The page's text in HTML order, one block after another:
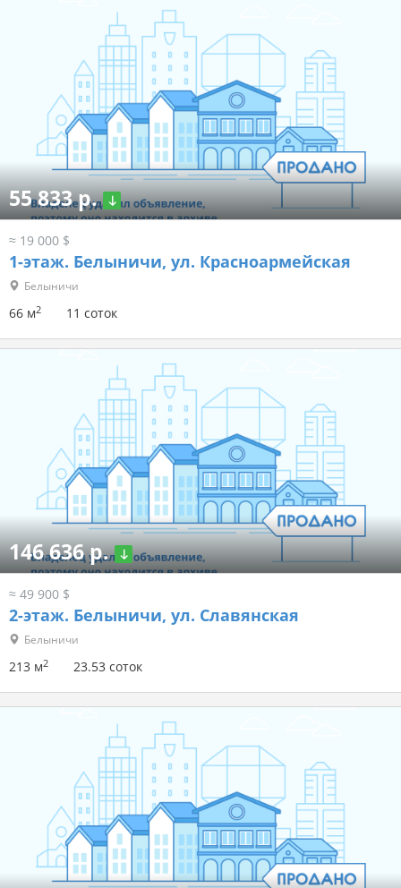
55 833 р.
≈ 19 000 $
1-этаж. Белыничи, ул. Красноармейская
Белыничи
66 м2 11 соток
146 636 р.
≈ 49 900 $
2-этаж. Белыничи, ул. Славянская
Белыничи
213 м2 23.53 соток